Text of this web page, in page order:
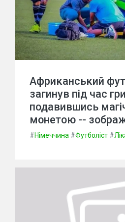
Африканський
загинув під час
подавившись
монетою --
#Німеччина #Футболіст #